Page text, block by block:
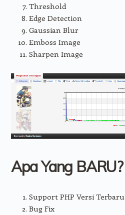
Threshold
Edge Detection
Gaussian Blur
Emboss Image
Sharpen Image
Apa Yang BARU?
Support PHP Versi Terbaru
Bug Fix